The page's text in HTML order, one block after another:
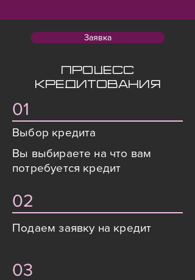
Заявка
Процесс
кредитования
01
Выбор кредита
Вы выбираете на что вам
потребуется кредит
02
Подаем заявку на кредит
03